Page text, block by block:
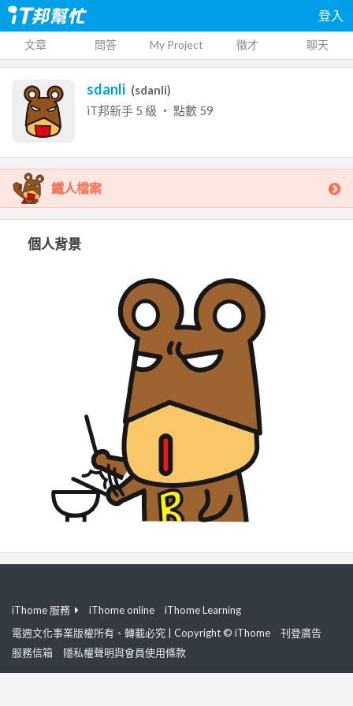
登入
文章 問答 My Project 徵才 聊天
sdanli (sdanli)
iT邦新手 5 級 ‧ 點數 59
鐵人檔案
個人背景
iThome 服務 iThome online
iThome Learning
電週文化事業版權所有、轉載必究 | Copyright © iThome
刊登廣告
服務信箱
隱私權聲明與會員使用條款